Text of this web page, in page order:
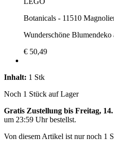
Botanicals - 11510
Wunderschöne
€ 50,49
Inhalt: 1 Stk
Noch 1 Stück auf Lager
Gratis Zustellung bis Freitag,
um 23:59 Uhrbestellst.
Von diesem Artikel ist nur noch 1